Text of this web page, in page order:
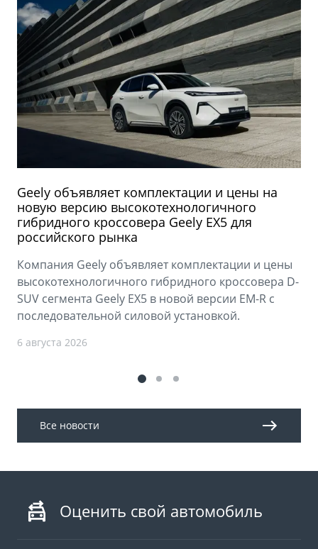
Geely объявляет комплектации и цены на
новую версию высокотехнологичного
гибридного кроссовера Geely EX5 для
российского рынка
Компания Geely объявляет комплектации и цены
высокотехнологичного гибридного кроссовера D-
SUV сегмента Geely EX5 в новой версии EM-R с
последовательной силовой установкой.
6 августа 2026
Все новости
Оценить свой автомобиль